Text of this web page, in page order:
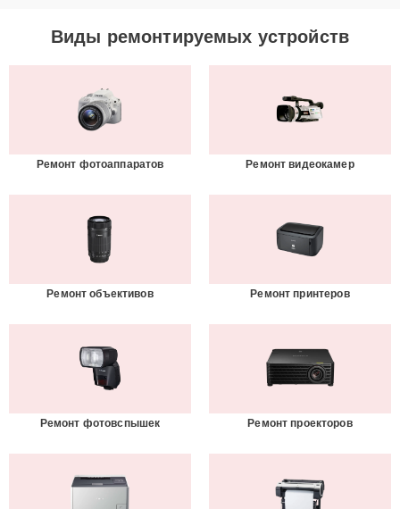
Виды ремонтируемых устройств
Ремонт фотоаппаратов Ремонт видеокамер
Ремонт объективов Ремонт принтеров
Ремонт фотовспышек Ремонт проекторов